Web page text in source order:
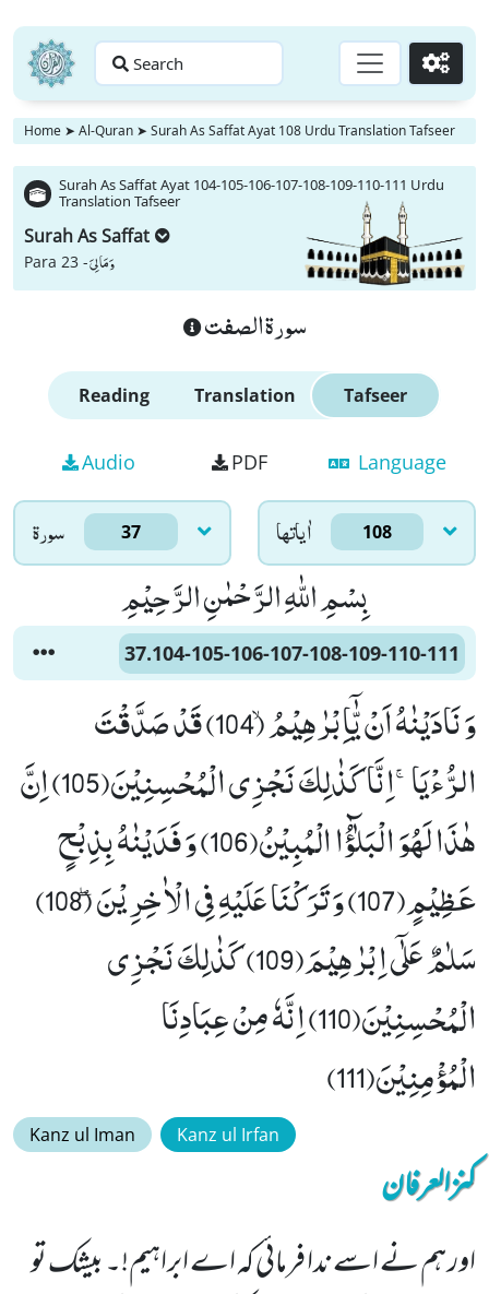
Search Go
Home ➤ Al-Quran ➤ Surah As Saffat Ayat 108 Urdu Translation Tafseer
Surah As Saffat Ayat 104-105-106-107-108-109-110-111 Urdu
Translation Tafseer
Surah As Saffat
Para 23 -وَ مَا لِیَ
سورة الصفت
Reading Translation Tafseer
Audio PDF Language
سورۃ 37 اٰياتها 108
بِسْمِ اللّٰهِ الرَّحْمٰنِ الرَّحِیْمِ
37.104-105-106-107-108-109-110-111
وَ نَادَیْنٰهُ اَنْ یّٰۤاِبْرٰهِیْمُۙ (104) قَدْ صَدَّقْتَ
الرُّءْیَاۚ-اِنَّا كَذٰلِكَ نَجْزِی الْمُحْسِنِیْنَ(105) اِنَّ
هٰذَا لَهُوَ الْبَلٰٓؤُا الْمُبِیْنُ(106) وَ فَدَیْنٰهُ بِذِبْحٍ
عَظِیْمٍ(107) وَ تَرَكْنَا عَلَیْهِ فِی الْاٰخِرِیْنَۖ (108)
سَلٰمٌ عَلٰۤى اِبْرٰهِیْمَ(109) كَذٰلِكَ نَجْزِی
الْمُحْسِنِیْنَ(110) اِنَّهٗ مِنْ عِبَادِنَا
الْمُؤْمِنِیْنَ(111)
Kanz ul Iman Kanz ul Irfan
کنزالعرفان
اور ہم نے اسے ندا فرمائی کہ اے ابراہیم!۔ بیشک تو